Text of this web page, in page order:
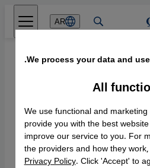
AR
·
17.06.2024
يغزون أفلام
We process your data and
All
We use functional and
provide you with the best
improve our service to you. For
the providers and how they
Privacy Policy. Click 'Accept' to